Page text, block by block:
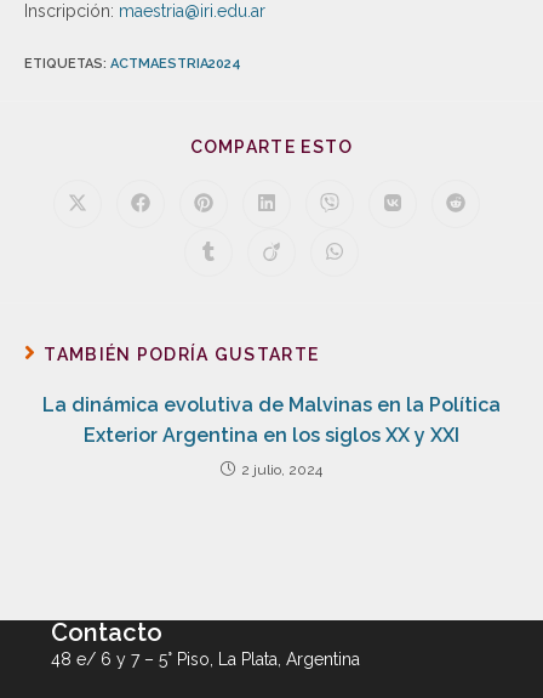
Inscripción: maestria@iri.edu.ar
ETIQUETAS: ACTMAESTRIA2024
COMPARTE ESTO
TAMBIÉN PODRÍA GUSTARTE
La dinámica evolutiva de Malvinas en la Política
Exterior Argentina en los siglos XX y XXI
2 julio, 2024
Contacto
48 e/ 6 y 7 – 5° Piso, La Plata, Argentina